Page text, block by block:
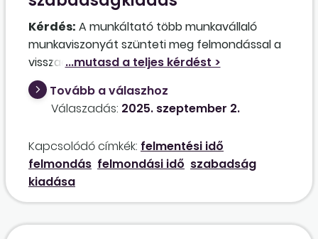
Kérdés: A munkáltató több munkavállaló
munkaviszonyát szünteti meg felmondással a
visszaesett megrendelések miatt. Már egy
hónappal korábban meghatározásra került a
nyári leállás időpontja, amely alatt
szabadságon lesznek a kollégák. A felmondást
pedig július 21. és 31. között történt. Helyes ez
így? Kell-e felmentési bért fizetni erre az
időszakra is?
Tovább a válaszhoz
Válaszadás: 2025. szeptember 2.
Kapcsolódó címkék: felmentési idő
felmondás felmondási idő szabadság
kiadása